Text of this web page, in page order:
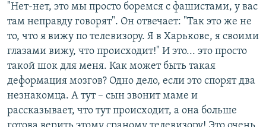
"Нет-нет, это мы просто боремся с фашистами, у вас
там неправду говорят". Он отвечает: "Так это же не
то, что я вижу по телевизору. Я в Харькове, я своими
глазами вижу, что происходит!" И это... это просто
такой шок для меня. Как может быть такая
деформация мозгов? Одно дело, если это спорят два
незнакомца. А тут – сын звонит маме и
рассказывает, что тут происходит, а она больше